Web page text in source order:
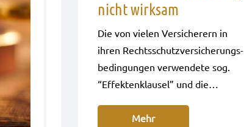
nicht wirksam
Die von vie­len Ver­si­che­rern in
ihren Rechts­schutz­ver­si­che­rungs­
be­din­gun­gen ver­wen­de­te sog.
“Effek­ten­klau­sel” und die…
Mehr